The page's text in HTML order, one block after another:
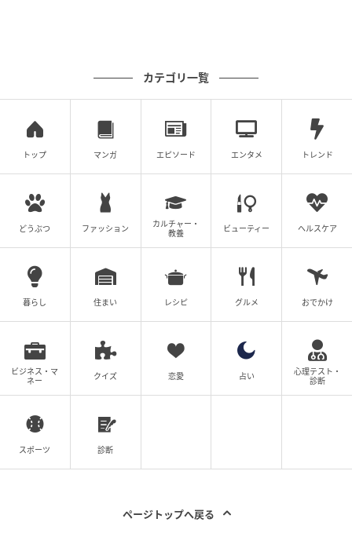
#1 子どもの実名と顔を晒すママ、大丈夫か
な？なんて心配していたら。
カテゴリ一覧
トップ マンガ エピソード エンタメ トレンド
どうぶつ ファッション
カルチャー・
教養
ビューティー ヘルスケア
暮らし 住まい レシピ グルメ おでかけ
ビジネス・マ
ネー
クイズ 恋愛 占い
心理テスト・
診断
スポーツ 診断
ページトップへ戻る